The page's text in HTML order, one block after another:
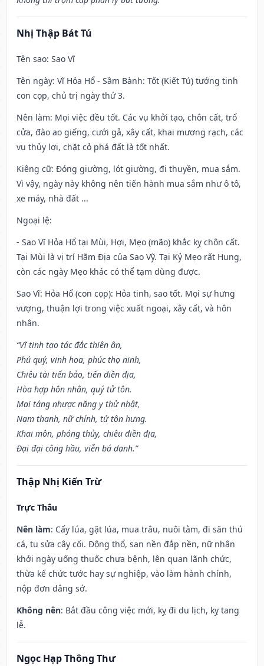
Nhị Thập Bát Tú
Tên sao: Sao Vĩ
Tên ngày: Vĩ Hỏa Hổ - Sầm Bành: Tốt (Kiết Tú) tướng tinh
con cọp, chủ trị ngày thứ 3.
Nên làm: Mọi việc đều tốt. Các vụ khởi tạo, chôn cất, trổ
cửa, đào ao giếng, cưới gả, xây cất, khai mương rạch, các
vụ thủy lợi, chặt cỏ phá đất là tốt nhất.
Kiêng cữ: Đóng giường, lót giường, đi thuyền, mua sắm.
Vì vậy, ngày này không nên tiến hành mua sắm như ô tô,
xe máy, nhà đất ...
Ngoại lệ:
- Sao Vĩ Hỏa Hổ tại Mùi, Hợi, Mẹo (mão) khắc kỵ chôn cất.
Tại Mùi là vị trí Hãm Địa của Sao Vỹ. Tại Kỷ Mẹo rất Hung,
còn các ngày Mẹo khác có thể tạm dùng được.
Sao Vĩ: Hỏa Hổ (con cọp): Hỏa tinh, sao tốt. Mọi sự hưng
vượng, thuận lợi trong việc xuất ngoại, xây cất, và hôn
nhân.
“Vĩ tinh tạo tác đắc thiên ân,
Phú quý, vinh hoa, phúc thọ ninh,
Chiêu tài tiến bảo, tiến điền địa,
Hòa hợp hôn nhân, quý tử tôn.
Mai táng nhược năng y thử nhật,
Nam thanh, nữ chính, tử tôn hưng.
Khai môn, phóng thủy, chiêu điền địa,
Đại đại công hầu, viễn bá danh.”
Thập Nhị Kiến Trừ
Trực Thâu
Nên làm: Cấy lúa, gặt lúa, mua trâu, nuôi tằm, đi săn thú
cá, tu sửa cây cối. Động thổ, san nền đắp nền, nữ nhân
khởi ngày uống thuốc chưa bệnh, lên quan lãnh chức,
thừa kế chức tước hay sự nghiệp, vào làm hành chính,
nộp đơn dâng sớ.
Không nên: Bắt đầu công việc mới, kỵ đi du lịch, kỵ tang
lễ.
Ngọc Hạp Thông Thư